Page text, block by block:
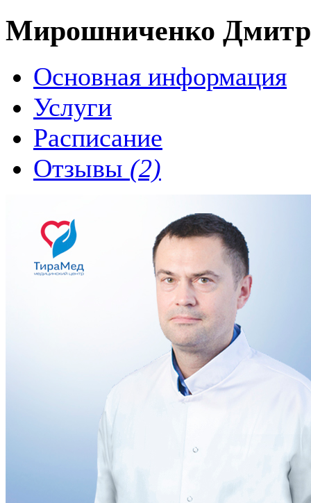
Мирошниченко
Основная информация
Услуги
Расписание
Отзывы (2)